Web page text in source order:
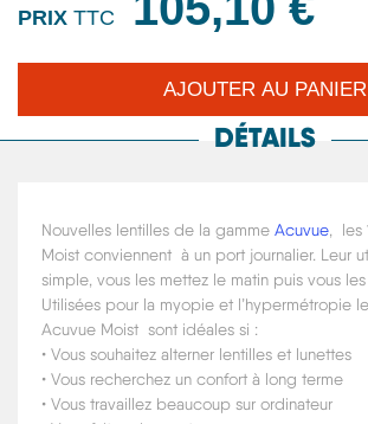
PRIX TTC
DÉTAILS
Nouvelles lentilles de la gamme Acuvue, les
Moist conviennent à un port journalier. Leur
simple, vous les mettez le matin puis vous
Utilisées pour la myopie et l’hypermétropie
Acuvue Moist sont idéales si :
• Vous souhaitez alterner lentilles et lunettes
• Vous recherchez un confort à long terme
• Vous travaillez beaucoup sur ordinateur